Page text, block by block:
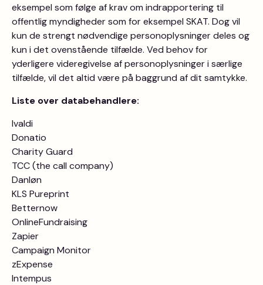
eksempel som følge af krav om indrapportering til
offentlig myndigheder som for eksempel SKAT. Dog vil
kun de strengt nødvendige personoplysninger deles og
kun i det ovenstående tilfælde. Ved behov for
yderligere videregivelse af personoplysninger i særlige
tilfælde, vil det altid være på baggrund af dit samtykke.
Liste over databehandlere:
Ivaldi
Donatio
Charity Guard
TCC (the call company)
Danløn
KLS Pureprint
Betternow
OnlineFundraising
Zapier
Campaign Monitor
zExpense
Intempus